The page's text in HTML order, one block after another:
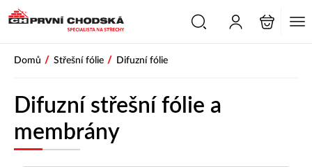
Domů / Střešní fólie / Difuzní fólie
Difuzní střešní fólie a
membrány